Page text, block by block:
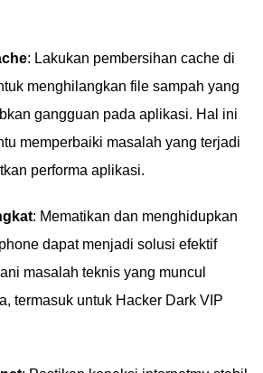
: Lakukan pembersihan cache di
menghilangkan file sampah yang
gangguan pada aplikasi. Hal ini
memperbaiki masalah yang terjadi
performa aplikasi.
: Mematikan dan menghidupkan
dapat menjadi solusi efektif
masalah teknis yang muncul
termasuk untuk Hacker Dark VIP